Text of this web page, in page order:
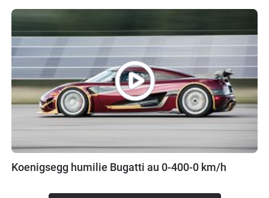
Koenigsegg humilie Bugatti au 0-400-0 km/h